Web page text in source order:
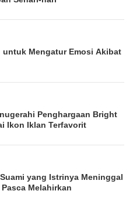
untuk Mengatur Emosi Akibat
Penghargaan Bright
Ikon Iklan Terfavorit
yang Istrinya Meninggal
Melahirkan